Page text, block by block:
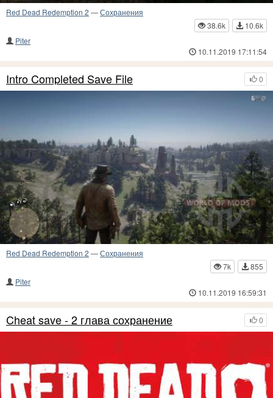
Red Dead Redemption 2 —Сохранения
38.6k
10.6k
Piter
10.11.2019 17:11:54
0
Intro Completed Save File
Red Dead Redemption 2 —Сохранения
7k
855
Piter
10.11.2019 16:59:31
0
Cheat save - 2 глава сохранение